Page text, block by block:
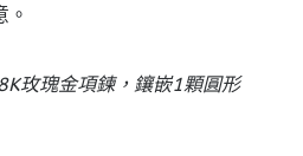
玫瑰金項鍊，鑲嵌1顆圓形